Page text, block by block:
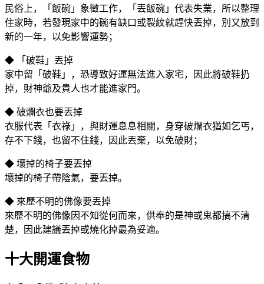
民俗上，「飯碗」象徵工作，「丟飯碗」代表失業，所以整理
住家時，若發現家中的碗有缺口或裂紋就趕快丟掉，別又放到
新的一年，以免影響運勢；
◆ 「破鞋」丟掉
家中留「破鞋」，恐導致好運無法進入家宅，因此將破鞋扔
掉，財神爺及貴人也才能進家門。
◆ 破爛衣也要丟掉
衣服代表「衣祿」，與財運息息相關，身穿破爛衣猶如乞丐，
存不下錢，也留不住錢，因此丟棄，以免破財；
◆ 壞掉的椅子要丟掉
壞掉的椅子帶陰氣，要丟掉。
◆ 來歷不明的佛像要丟掉
來歷不明的佛像因不知從何而來，供奉的是神或鬼都搞不清
楚，因此建議丟掉或燒化掉最為妥適。
十大開運食物